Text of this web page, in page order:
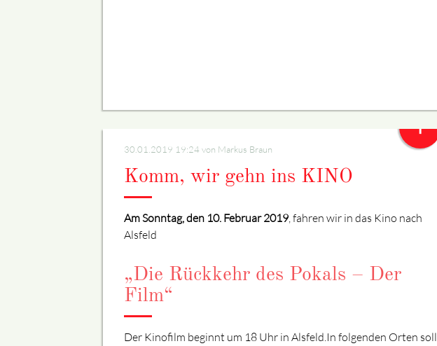
30.01.2019 19:24 von Markus Braun
Komm, wir gehn ins KINO
Am Sonntag, den 10. Februar 2019, fahren wir in das Kino nach
Alsfeld
„Die Rückkehr des Pokals – Der
Film“
Der Kinofilm beginnt um 18 Uhr in Alsfeld.In folgenden Orten soll
+